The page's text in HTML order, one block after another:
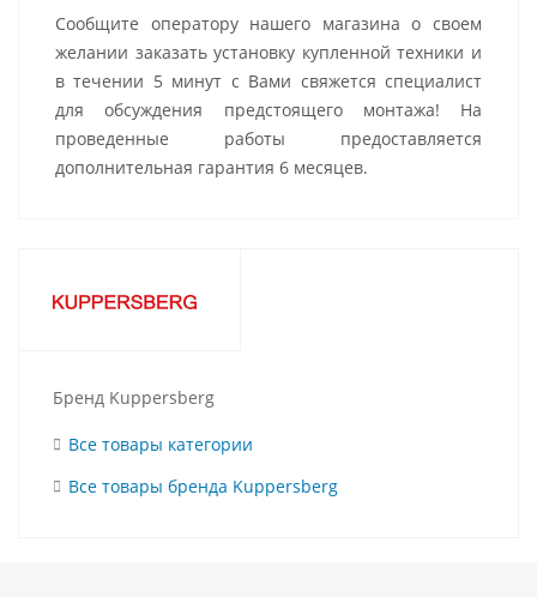
Сообщите оператору нашего магазина о своем
желании заказать установку купленной техники и
в течении 5 минут с Вами свяжется специалист
для обсуждения предстоящего монтажа! На
проведенные работы предоставляется
дополнительная гарантия 6 месяцев.
Бренд Kuppersberg
Все товары категории
Все товары бренда Kuppersberg